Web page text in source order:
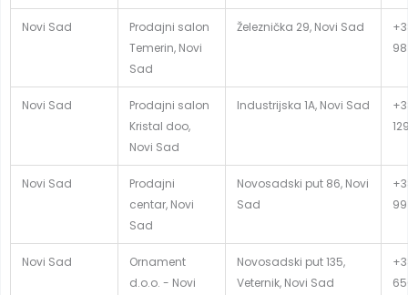
Novi Sad
Prodajni salon
Temerin, Novi
Sad
Železnička 29, Novi Sad
Novi Sad
Prodajni salon
Kristal doo,
Novi Sad
Industrijska 1A, Novi Sad
Novi Sad
Prodajni
centar, Novi
Sad
Novosadski put 86, Novi
Sad
Novi Sad
Ornament
d.o.o. - Novi
Novosadski put 135,
Veternik, Novi Sad